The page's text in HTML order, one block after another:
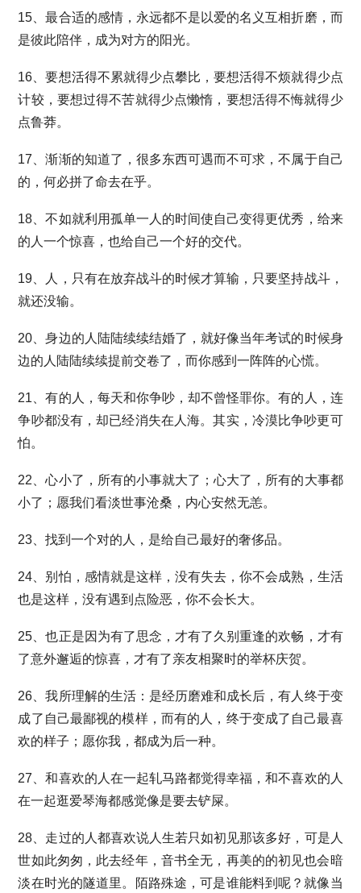
15、最合适的感情，永远都不是以爱的名义互相折磨，而
是彼此陪伴，成为对方的阳光。
16、要想活得不累就得少点攀比，要想活得不烦就得少点
计较，要想过得不苦就得少点懒惰，要想活得不悔就得少
点鲁莽。
17、渐渐的知道了，很多东西可遇而不可求，不属于自己
的，何必拼了命去在乎。
18、不如就利用孤单一人的时间使自己变得更优秀，给来
的人一个惊喜，也给自己一个好的交代。
19、人，只有在放弃战斗的时候才算输，只要坚持战斗，
就还没输。
20、身边的人陆陆续续结婚了，就好像当年考试的时候身
边的人陆陆续续提前交卷了，而你感到一阵阵的心慌。
21、有的人，每天和你争吵，却不曾怪罪你。有的人，连
争吵都没有，却已经消失在人海。其实，冷漠比争吵更可
怕。
22、心小了，所有的小事就大了；心大了，所有的大事都
小了；愿我们看淡世事沧桑，内心安然无恙。
23、找到一个对的人，是给自己最好的奢侈品。
24、别怕，感情就是这样，没有失去，你不会成熟，生活
也是这样，没有遇到点险恶，你不会长大。
25、也正是因为有了思念，才有了久别重逢的欢畅，才有
了意外邂逅的惊喜，才有了亲友相聚时的举杯庆贺。
26、我所理解的生活：是经历磨难和成长后，有人终于变
成了自己最鄙视的模样，而有的人，终于变成了自己最喜
欢的样子；愿你我，都成为后一种。
27、和喜欢的人在一起轧马路都觉得幸福，和不喜欢的人
在一起逛爱琴海都感觉像是要去铲屎。
28、走过的人都喜欢说人生若只如初见那该多好，可是人
世如此匆匆，此去经年，音书全无，再美的的初见也会暗
淡在时光的隧道里。陌路殊途，可是谁能料到呢？就像当